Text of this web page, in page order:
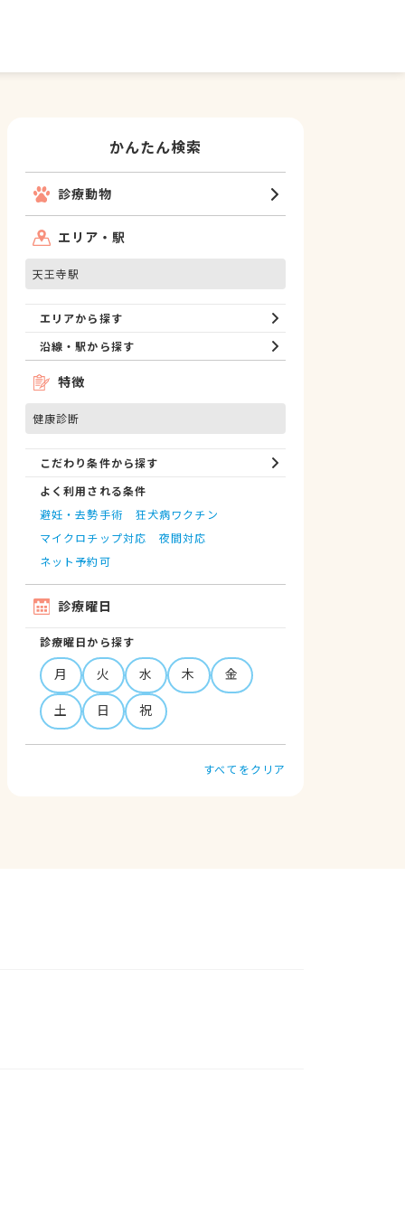
かんたん検索
診療動物
エリア・駅
天王寺駅
エリアから探す
沿線・駅から探す
特徴
健康診断
こだわり条件から探す
よく利用される条件
避妊・去勢手術
狂犬病ワクチン
マイクロチップ対応
夜間対応
ネット予約可
診療曜日
診療曜日から探す
月 火 水 木
金
土
日 祝
すべてをクリア